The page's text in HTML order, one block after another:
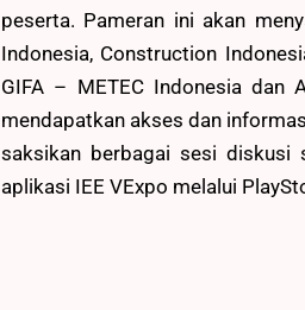
peserta. Pameran ini akan
Indonesia, Construction
GIFA – METEC Indonesia dan
mendapatkan akses dan
saksikan berbagai sesi diskusi
aplikasi IEE VExpo melalui